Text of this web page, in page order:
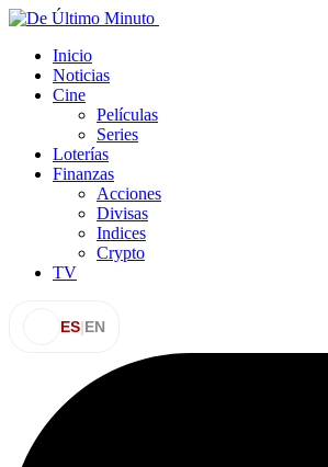
Inicio
Noticias
Cine
Películas
Series
Loterías
Finanzas
Acciones
Divisas
Indices
Crypto
TV
ES|EN